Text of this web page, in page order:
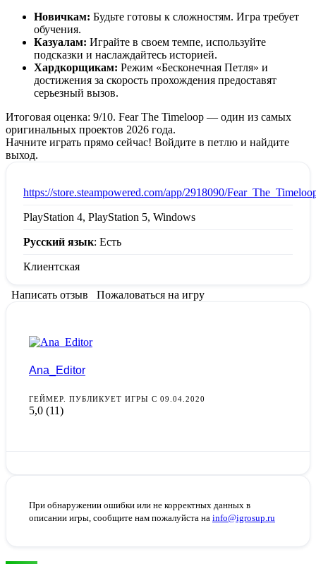
Новичкам: Будьте готовы к сложностям. Игра требует
обучения.
Казуалам: Играйте в своем темпе, используйте
подсказки и наслаждайтесь историей.
Хардкорщикам: Режим «Бесконечная Петля» и
достижения за скорость прохождения предоставят
серьезный вызов.
Итоговая оценка: 9/10. Fear The Timeloop — один из самых
оригинальных проектов 2026 года.
Начните играть прямо сейчас! Войдите в петлю и найдите
выход.
https://store.steampowered.com/app/2918090/
PlayStation 4, PlayStation 5, Windows
Русский язык: Есть
Клиентская
Написать отзыв Пожаловаться на игру
Ana_Editor
ГЕЙМЕР. ПУБЛИКУЕТ ИГРЫ С 09.04.2020
5,0 (11)
При обнаружении ошибки или не корректных данных в
описании игры, сообщите нам пожалуйста на info@igrosup.ru